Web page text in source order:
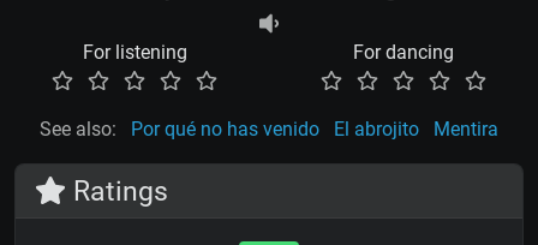
For listening For dancing
See also: Por qué no has venido El abrojito Mentira
Ratings